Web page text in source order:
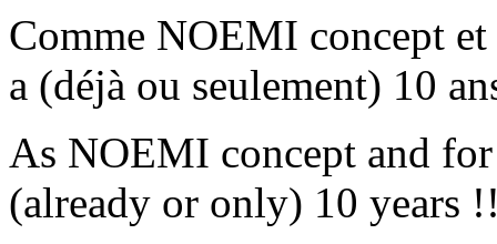
Comme NOEMI concept
a (déjà ou seulement) 10
As NOEMI concept and
(already or only) 10 years